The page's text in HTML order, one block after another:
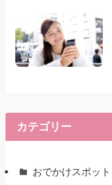
カテゴリー
おでかけスポット